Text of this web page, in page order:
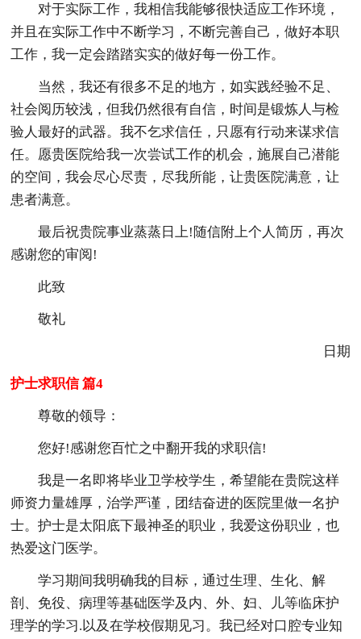
对于实际工作，我相信我能够很快适应工作环境，
并且在实际工作中不断学习，不断完善自己，做好本职
工作，我一定会踏踏实实的做好每一份工作。
当然，我还有很多不足的地方，如实践经验不足、
社会阅历较浅，但我仍然很有自信，时间是锻炼人与检
验人最好的武器。我不乞求信任，只愿有行动来谋求信
任。愿贵医院给我一次尝试工作的机会，施展自己潜能
的空间，我会尽心尽责，尽我所能，让贵医院满意，让
患者满意。
最后祝贵院事业蒸蒸日上!随信附上个人简历，再次
感谢您的审阅!
此致
敬礼
日期
护士求职信 篇4
尊敬的领导：
您好!感谢您百忙之中翻开我的求职信!
我是一名即将毕业卫学校学生，希望能在贵院这样
师资力量雄厚，治学严谨，团结奋进的医院里做一名护
士。护士是太阳底下最神圣的职业，我爱这份职业，也
热爱这门医学。
学习期间我明确我的目标，通过生理、生化、解
剖、免役、病理等基础医学及内、外、妇、儿等临床护
理学的学习.以及在学校假期见习。我已经对口腔专业知